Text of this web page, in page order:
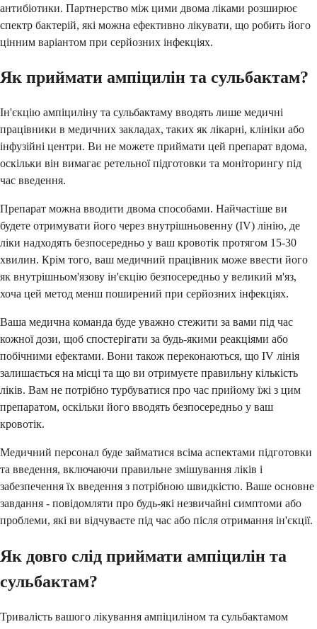
антибіотики. Партнерство між цими двома ліками розширює
спектр бактерій, які можна ефективно лікувати, що робить його
цінним варіантом при серйозних інфекціях.
Як приймати ампіцилін та сульбактам?
Ін'єкцію ампіциліну та сульбактаму вводять лише медичні
працівники в медичних закладах, таких як лікарні, клініки або
інфузійні центри. Ви не можете приймати цей препарат вдома,
оскільки він вимагає ретельної підготовки та моніторингу під
час введення.
Препарат можна вводити двома способами. Найчастіше ви
будете отримувати його через внутрішньовенну (IV) лінію, де
ліки надходять безпосередньо у ваш кровотік протягом 15-30
хвилин. Крім того, ваш медичний працівник може ввести його
як внутрішньом'язову ін'єкцію безпосередньо у великий м'яз,
хоча цей метод менш поширений при серйозних інфекціях.
Ваша медична команда буде уважно стежити за вами під час
кожної дози, щоб спостерігати за будь-якими реакціями або
побічними ефектами. Вони також переконаються, що IV лінія
залишається на місці та що ви отримуєте правильну кількість
ліків. Вам не потрібно турбуватися про час прийому їжі з цим
препаратом, оскільки його вводять безпосередньо у ваш
кровотік.
Медичний персонал буде займатися всіма аспектами підготовки
та введення, включаючи правильне змішування ліків і
забезпечення їх введення з потрібною швидкістю. Ваше основне
завдання - повідомляти про будь-які незвичайні симптоми або
проблеми, які ви відчуваєте під час або після отримання ін'єкції.
Як довго слід приймати ампіцилін та
сульбактам?
Тривалість вашого лікування ампіциліном та сульбактамом